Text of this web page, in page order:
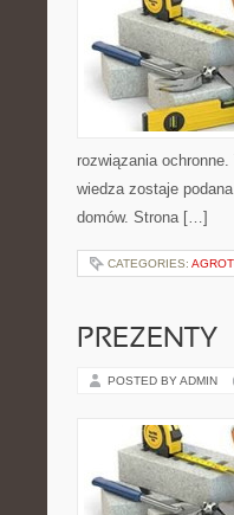
rozwiązania
wiedza zostaje
domów. Strona […]
CATEGORIES:
PREZENTY
POSTED BY ADMIN